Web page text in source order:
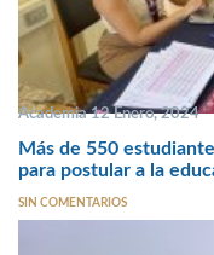
Academia 12 Enero, 2024
Más de 550
para postular a la
SIN COMENTARIOS